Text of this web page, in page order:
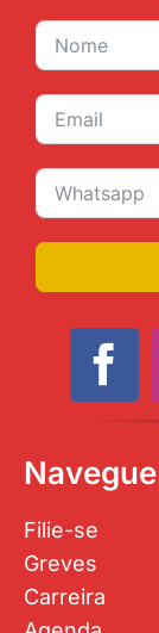
Navegue
Filie-se
Greves
Carreira